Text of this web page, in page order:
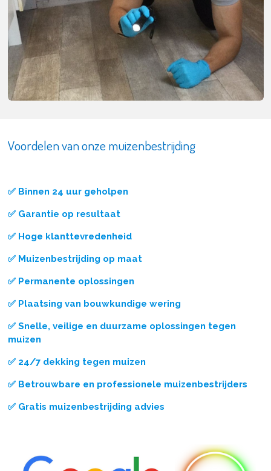
Voordelen van onze muizenbestrijding
✅ Binnen 24 uur geholpen
✅ Garantie op resultaat
✅ Hoge klanttevredenheid
✅ Muizenbestrijding op maat
✅ Permanente oplossingen
✅ Plaatsing van bouwkundige wering
✅ Snelle, veilige en duurzame oplossingen tegen
muizen
✅ 24/7 dekking tegen muizen
✅ Betrouwbare en professionele muizenbestrijders
✅ Gratis muizenbestrijding advies